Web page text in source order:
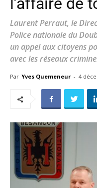
Laurent Perraut, le
Police nationale du
un appel aux citoyens
avec les réseaux
Par Yves Quemeneur - 4